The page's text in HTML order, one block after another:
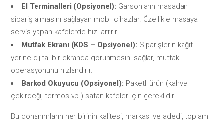
El Terminalleri (Opsiyonel): Garsonların masadan
sipariş almasını sağlayan mobil cihazlar. Özellikle masaya
servis yapan kafelerde hızı artırır.
Mutfak Ekranı (KDS – Opsiyonel): Siparişlerin kağıt
yerine dijital bir ekranda görünmesini sağlar, mutfak
operasyonunu hızlandırır.
Barkod Okuyucu (Opsiyonel): Paketli ürün (kahve
çekirdeği, termos vb.) satan kafeler için gereklidir.
Bu donanımların her birinin kalitesi, markası ve adedi, toplam